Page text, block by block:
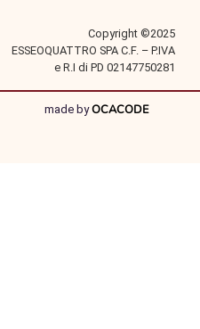
Copyright ©2025
ESSEOQUATTRO SPA C.F. – P.IVA
e R.I di PD 02147750281
made byOCACODE